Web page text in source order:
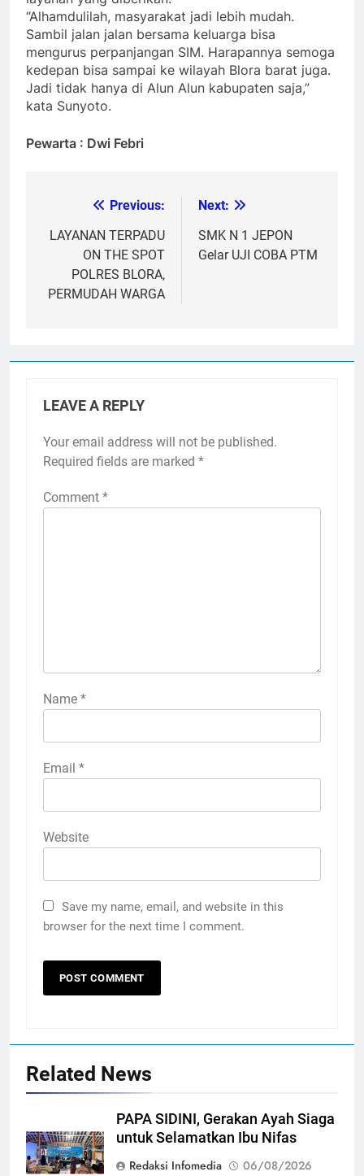
“Alhamdulilah, masyarakat jadi lebih mudah.
Sambil jalan jalan bersama keluarga bisa
mengurus perpanjangan SIM. Harapannya semoga
kedepan bisa sampai ke wilayah Blora barat juga.
Jadi tidak hanya di Alun Alun kabupaten saja,”
kata Sunyoto.
Pewarta : Dwi Febri
navigation
Previous:
LAYANAN TERPADU
ON THE SPOT
POLRES BLORA,
PERMUDAH WARGA
Next:
SMK N 1 JEPON
Gelar UJI COBA PTM
LEAVE A REPLY
Your email address will not be published.
Required fields are marked *
Comment *
Name *
Email *
Website
Save my name, email, and website in this
browser for the next time I comment.
Related News
PAPA SIDINI, Gerakan Ayah Siaga
untuk Selamatkan Ibu Nifas
Redaksi Infomedia
06/08/2026